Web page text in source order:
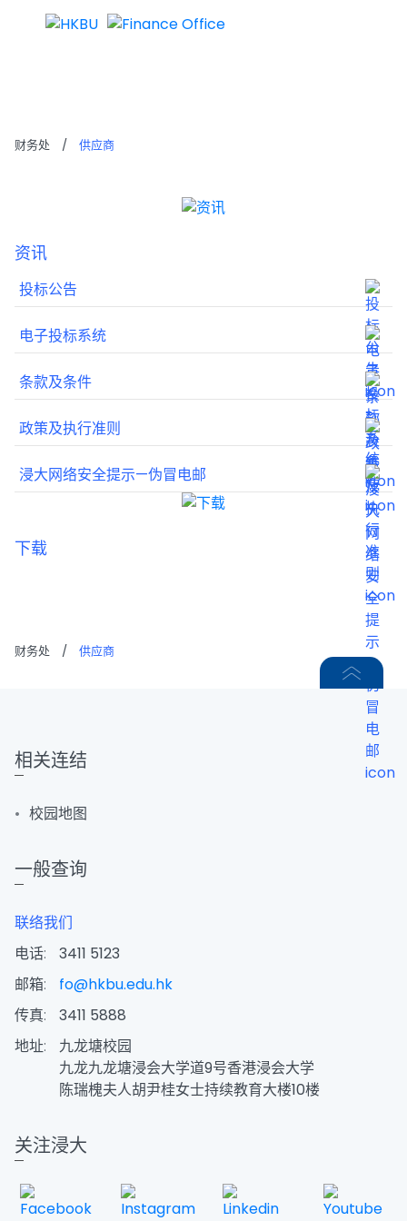
财务处 / 供应商
资讯
投标公告
电子投标系统
条款及条件
政策及执行准则
浸大网络安全提示—伪冒电邮
下载
财务处 / 供应商
相关连结
校园地图
一般查询
联络我们
电话:
3411 5123
邮箱:
fo@hkbu.edu.hk
传真:
3411 5888
地址:
九龙塘校园
九龙九龙塘浸会大学道9号香港浸会大学
陈瑞槐夫人胡尹桂女士持续教育大楼10楼
关注浸大